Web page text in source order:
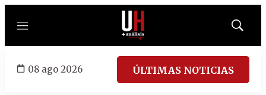
Menú
Mostrar
08 ago 2026 ÚLTIMAS NOTICIAS